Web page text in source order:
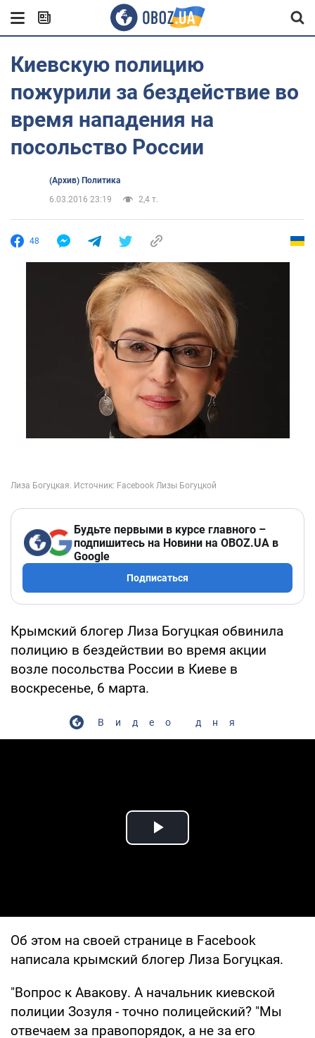
Киевскую полицию
пожурили за бездействие во
время нападения на
посольство России
(Архив) Политика
6.03.2016 23:19
2,4 т.
48
Будьте первыми в курсе главного –
подпишитесь на Новини на OBOZ.UA в
Google
Подписаться
Крымский блогер Лиза Богуцкая обвинила
полицию в бездействии во время акции
возле посольства России в Киеве в
воскресенье, 6 марта.
Видео дня
Play Video
Об этом на своей странице в Facebook
написала крымский блогер Лиза Богуцкая.
"Вопрос к Авакову. А начальник киевской
полиции Зозуля - точно полицейский? "Мы
отвечаем за правопорядок, а не за его